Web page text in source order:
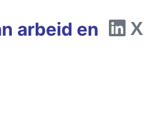
arbeid en